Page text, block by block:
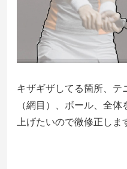
キザギザしてる箇所、テ
（網目）、ボール、全
上げたいので微修正しま